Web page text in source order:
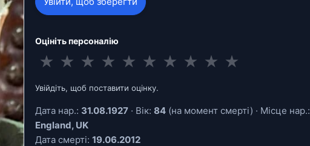
Оцініть персоналію
★ ★ ★ ★ ★ ★ ★ ★ ★ ★
Увійдіть, щоб поставити оцінку.
Дата нар.: 31.08.1927 · Вік: 84 (на момент смерті) · Місце нар.:
England, UK
Дата смерті: 19.06.2012